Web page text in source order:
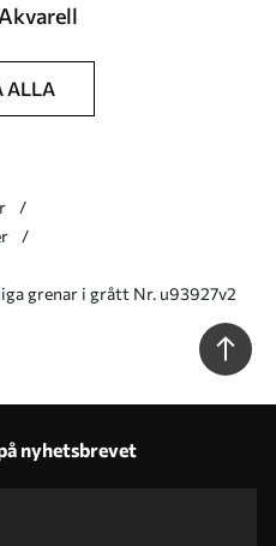
Akvarell
ALLA
grenar i grått Nr. u93927v2
nyhetsbrevet